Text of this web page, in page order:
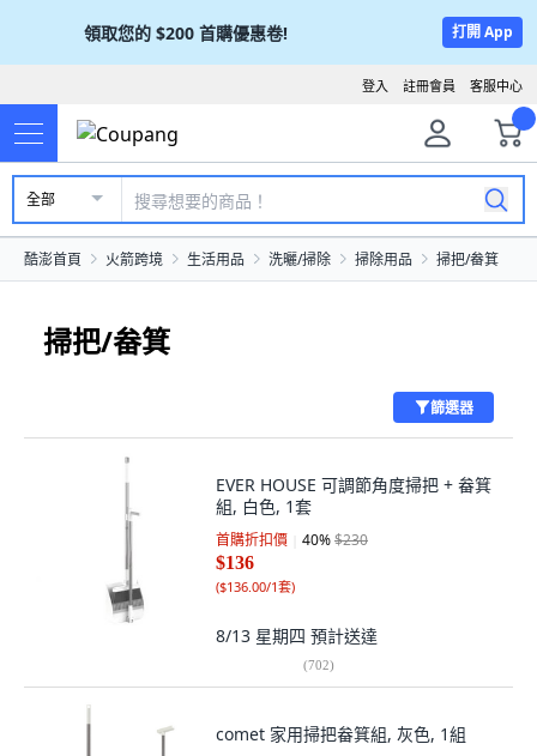
領取您的 $200 首購優惠卷! 打開 App
客服中心
註冊會員
登入
全部
酷澎首頁 火箭跨境 生活用品 洗曬/掃除 掃除用品 掃把/畚箕
掃把/畚箕
篩選器
EVER HOUSE 可調節角度掃把 + 畚箕
組, 白色, 1套
首購折扣價 40%$230
$136
($136.00/1套)
8/13 星期四 預計送達
(702)
comet 家用掃把畚箕組, 灰色, 1組